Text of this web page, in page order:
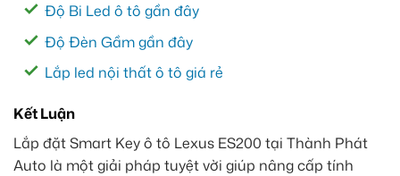
Độ Bi Led ô tô gần đây
Độ Đèn Gầm gần đây
Lắp led nội thất ô tô giá rẻ
Kết Luận
Lắp đặt Smart Key ô tô Lexus ES200 tại Thành Phát
Auto là một giải pháp tuyệt vời giúp nâng cấp tính